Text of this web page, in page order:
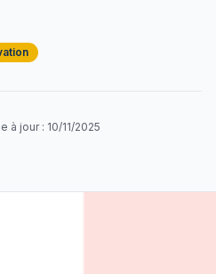
à jour : 10/11/2025